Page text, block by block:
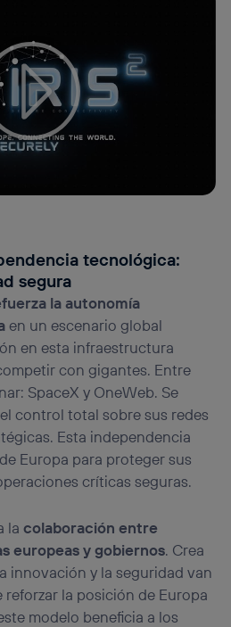
tecnológica:
segura
la autonomía
en un escenario global
en esta infraestructura
con gigantes. Entre
SpaceX y OneWeb. Se
control total sobre sus redes
Esta independencia
Europa para proteger sus
críticas seguras.
lacolaboración entre
europeas y gobiernos. Crea
innovación y la seguridad van
reforzar la posición de Europa
modelo beneficia a los
inferior de esta página web o
de Utiq
información, consulta
de Utiq